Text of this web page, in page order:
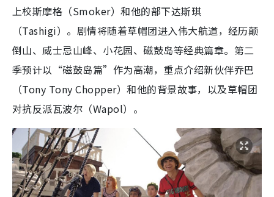
上校斯摩格（Smoker）和他的部下达斯琪
（Tashigi）。剧情将随着草帽团进入伟大航道，经历颠
倒山、威士忌山峰、小花园、磁鼓岛等经典篇章。第二
季预计以“磁鼓岛篇”作为高潮，重点介绍新伙伴乔巴
（Tony Tony Chopper）和他的背景故事，以及草帽团
对抗反派瓦波尔（Wapol）。